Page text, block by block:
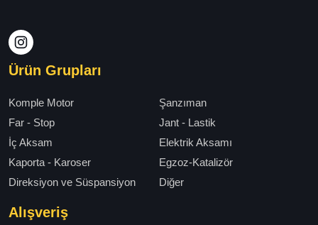
Ürün Grupları
Komple Motor
Şanzıman
Far - Stop
Jant - Lastik
İç Aksam
Elektrik Aksamı
Kaporta - Karoser
Egzoz-Katalizör
Direksiyon ve Süspansiyon
Diğer
Alışveriş